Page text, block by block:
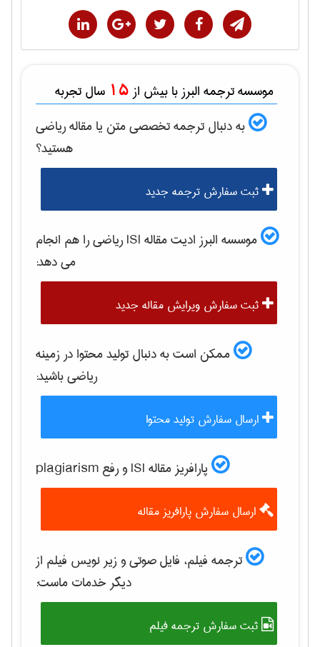
موسسه ترجمه البرز با بیش از 15 سال تجربه
به دنبال ترجمه تخصصی متن یا مقالهرياضی
هستید؟
ثبت سفارش ترجمه جدید
موسسه البرز ادیت مقاله ISI رياضیرا هم انجام
می دهد:
ثبت سفارش ویرایش مقاله جدید
ممکن است به دنبال تولید محتوا در زمینه
رياضیباشید:
ارسال سفارش تولید محتوا
پارافریز مقاله ISI و رفع plagiarism
ارسال سفارش پارافریز مقاله
ترجمه فیلم، فایل صوتی و زیر نویس فیلم از
دیگر خدمات ماست:
ثبت سفارش ترجمه فیلم